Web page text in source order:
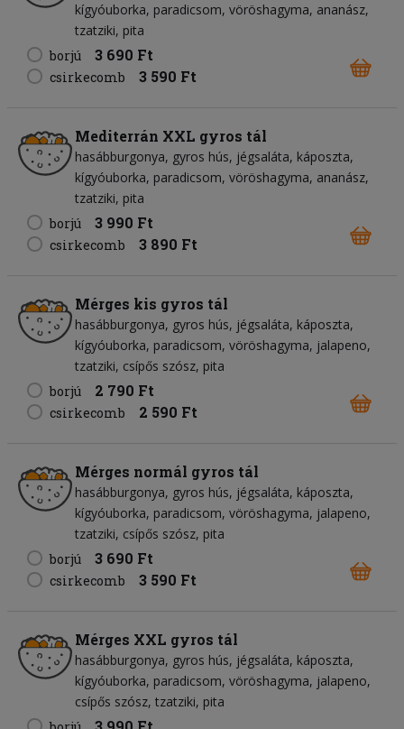
kígyóuborka paradicsom vöröshagyma ananász
tzatziki pita
borjú
3 690 Ft
csirkecomb 3 590 Ft
Mediterrán XXL gyros tál
hasábburgonya gyros hús jégsaláta káposzta
kígyóuborka paradicsom vöröshagyma ananász
tzatziki pita
borjú
3 990 Ft
csirkecomb 3 890 Ft
Mérges kis gyros tál
hasábburgonya gyros hús jégsaláta káposzta
kígyóuborka paradicsom vöröshagyma jalapeno
tzatziki csípős szósz pita
borjú
2 790 Ft
csirkecomb 2 590 Ft
Mérges normál gyros tál
hasábburgonya gyros hús jégsaláta káposzta
kígyóuborka paradicsom vöröshagyma jalapeno
tzatziki csípős szósz pita
borjú
3 690 Ft
csirkecomb 3 590 Ft
Mérges XXL gyros tál
hasábburgonya gyros hús jégsaláta káposzta
kígyóuborka paradicsom vöröshagyma jalapeno
csípős szósz tzatziki pita